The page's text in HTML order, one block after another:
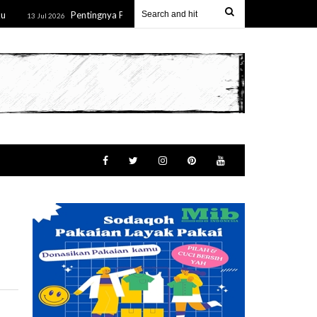
Jul 2026 Pentingnya Penguatan Wawasan Kebangsaan Melalui